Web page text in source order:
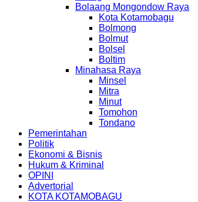
Bolaang Mongondow Raya
Kota Kotamobagu
Bolmong
Bolmut
Bolsel
Boltim
Minahasa Raya
Minsel
Mitra
Minut
Tomohon
Tondano
Pemerintahan
Politik
Ekonomi & Bisnis
Hukum & Kriminal
OPINI
Advertorial
KOTA KOTAMOBAGU